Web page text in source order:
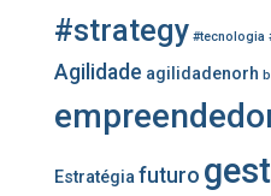
#strategy #tecnologia
Agilidade agilidadenorh
Estratégiafuturo